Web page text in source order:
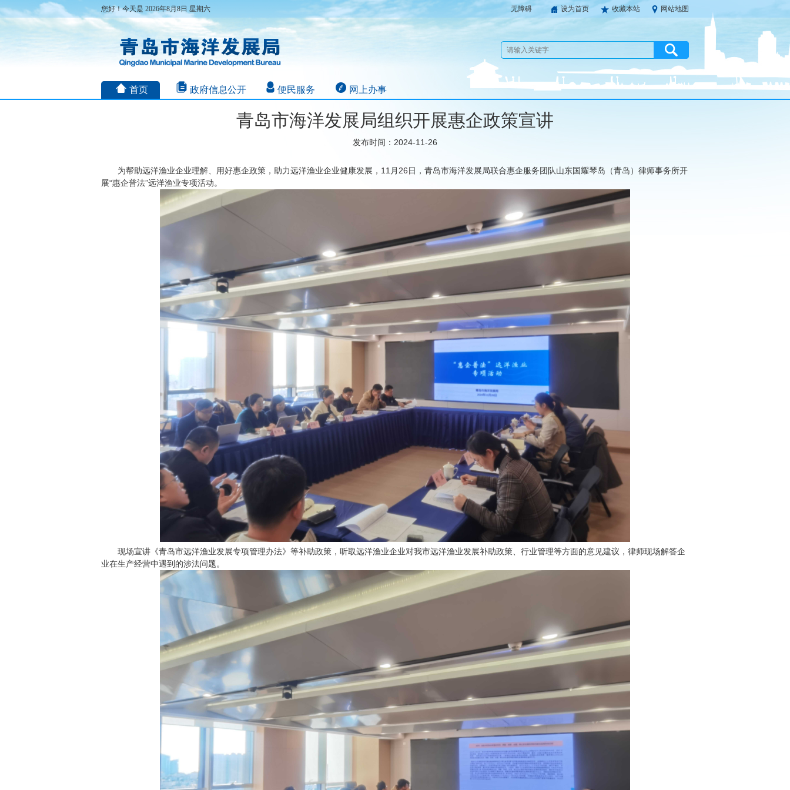
您好！今天是 2026年8月8日 星期六 无障碍 设为首页 收藏本站 网站地图
首页 政府信息公开 便民服务 网上办事
青岛市海洋发展局组织开展惠企政策宣讲
发布时间：2024-11-26
为帮助远洋渔业企业理解、用好惠企政策，助力远洋渔业企业健康发展，11月26日，青岛市海洋发展局联合惠企服务团队山东国耀琴岛（青岛）律师事务所开
展“惠企普法”远洋渔业专项活动。
现场宣讲《青岛市远洋渔业发展专项管理办法》等补助政策，听取远洋渔业企业对我市远洋渔业发展补助政策、行业管理等方面的意见建议，律师现场解答企
业在生产经营中遇到的涉法问题。